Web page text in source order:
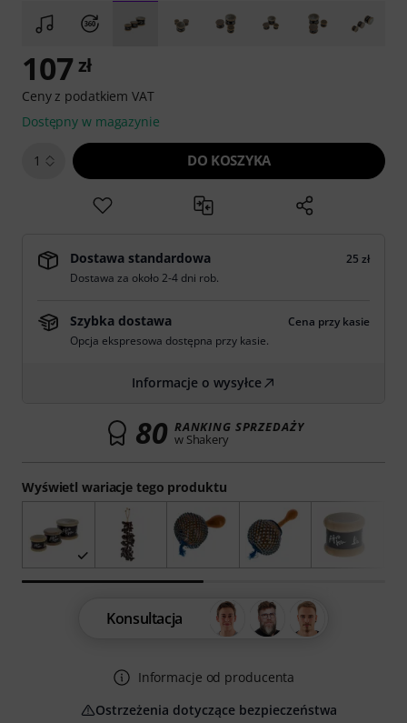
Wyświetl wariacje tego produktu
107 zł
Ceny z podatkiem VAT
Dostępny w magazynie
1 DO KOSZYKA
Dostawa standardowa
25 zł
Dostawa za około 2-4 dni rob.
Szybka dostawa
Cena przy kasie
Opcja ekspresowa dostępna przy kasie.
Informacje o wysyłce
80 RANKING SPRZEDAŻY
w Shakery
Konsultacja
Informacje od producenta
Ostrzeżenia dotyczące bezpieczeństwa